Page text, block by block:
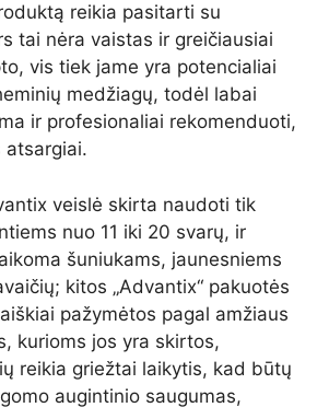
reikia pasitarti su
tai nėra vaistas ir greičiausiai
vis tiek jame yra potencialiai
medžiagų, todėl labai
ir profesionaliai rekomenduoti,
atsargiai.
veislė skirta naudoti tik
nuo 11 iki 20 svarų, ir
šuniukams, jaunesniems
kitos „Advantix“ pakuotės
pažymėtos pagal amžiaus
kurioms jos yra skirtos,
reikia griežtai laikytis, kad būtų
augintinio saugumas,